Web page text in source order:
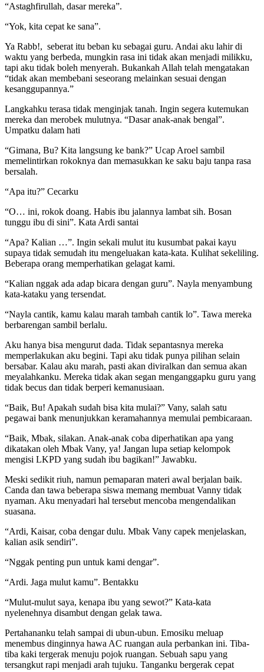
“Astaghfirullah, dasar mereka”.
“Yok, kita cepat ke sana”.
Ya Rabb!, seberat itu beban ku sebagai guru. Andai aku lahir di
waktu yang berbeda, mungkin rasa ini tidak akan menjadi milikku,
tapi aku tidak boleh menyerah. Bukankah Allah telah mengatakan
“tidak akan membebani seseorang melainkan sesuai dengan
kesanggupannya.”
Langkahku terasa tidak menginjak tanah. Ingin segera kutemukan
mereka dan merobek mulutnya. “Dasar anak-anak bengal”.
Umpatku dalam hati
“Gimana, Bu? Kita langsung ke bank?” Ucap Aroel sambil
memelintirkan rokoknya dan memasukkan ke saku baju tanpa rasa
bersalah.
“Apa itu?” Cecarku
“O… ini, rokok doang. Habis ibu jalannya lambat sih. Bosan
tunggu ibu di sini”. Kata Ardi santai
“Apa? Kalian …”. Ingin sekali mulut itu kusumbat pakai kayu
supaya tidak semudah itu mengeluakan kata-kata. Kulihat sekeliling.
Beberapa orang memperhatikan gelagat kami.
“Kalian nggak ada adap bicara dengan guru”. Nayla menyambung
kata-kataku yang tersendat.
“Nayla cantik, kamu kalau marah tambah cantik lo”. Tawa mereka
berbarengan sambil berlalu.
Aku hanya bisa mengurut dada. Tidak sepantasnya mereka
memperlakukan aku begini. Tapi aku tidak punya pilihan selain
bersabar. Kalau aku marah, pasti akan diviralkan dan semua akan
meyalahkanku. Mereka tidak akan segan menganggapku guru yang
tidak becus dan tidak berperi kemanusiaan.
“Baik, Bu! Apakah sudah bisa kita mulai?” Vany, salah satu
pegawai bank menunjukkan keramahannya memulai pembicaraan.
“Baik, Mbak, silakan. Anak-anak coba diperhatikan apa yang
dikatakan oleh Mbak Vany, ya! Jangan lupa setiap kelompok
mengisi LKPD yang sudah ibu bagikan!” Jawabku.
Meski sedikit riuh, namun pemaparan materi awal berjalan baik.
Canda dan tawa beberapa siswa memang membuat Vanny tidak
nyaman. Aku menyadari hal tersebut mencoba mengendalikan
suasana.
“Ardi, Kaisar, coba dengar dulu. Mbak Vany capek menjelaskan,
kalian asik sendiri”.
“Nggak penting pun untuk kami dengar”.
“Ardi. Jaga mulut kamu”. Bentakku
“Mulut-mulut saya, kenapa ibu yang sewot?” Kata-kata
nyelenehnya disambut dengan gelak tawa.
Pertahananku telah sampai di ubun-ubun. Emosiku meluap
menembus dinginnya hawa AC ruangan aula perbankan ini. Tiba-
tiba kaki tergerak menuju pojok ruangan. Sebuah sapu yang
tersangkut rapi menjadi arah tujuku. Tanganku bergerak cepat